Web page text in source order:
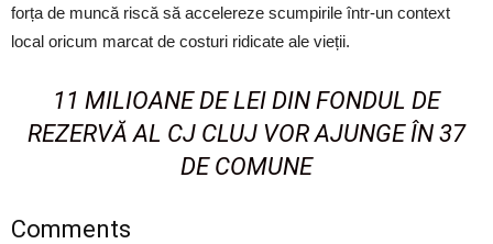
forța de muncă riscă să accelereze scumpirile într-un context
local oricum marcat de costuri ridicate ale vieții.
11 MILIOANE DE LEI DIN FONDUL DE
REZERVĂ AL CJ CLUJ VOR AJUNGE ÎN 37
DE COMUNE
Comments